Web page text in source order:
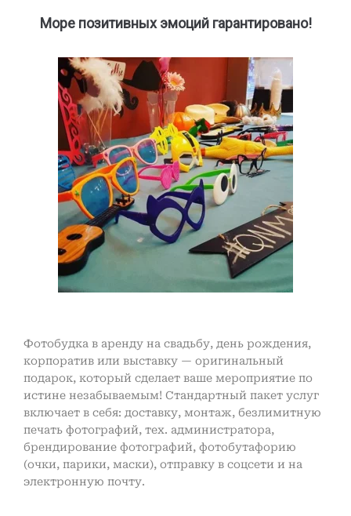
Море позитивных эмоций гарантировано!
Фотобудка в аренду на свадьбу, день рождения,
корпоратив или выставку — оригинальный
подарок, который сделает ваше мероприятие по
истине незабываемым! Стандартный пакет услуг
включает в себя: доставку, монтаж, безлимитную
печать фотографий, тех. администратора,
брендирование фотографий, фотобутафорию
(очки, парики, маски), отправку в соцсети и на
электронную почту.